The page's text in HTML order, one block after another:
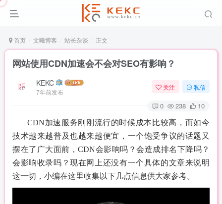
首页 文曦博客 站长杂谈 正文
网站使用CDN加速会不会对SEO有影响？
KEKC
7年前发布
关注 私信
0 238 10
CDN加速服务刚刚流行的时候成本比较高，而如今
技术越来越普及也越来越便宜，一个饱受争议的话题又
摆在了广大面前，CDN会影响吗？会造成排名下降吗？
会影响收录吗？现在网上还没有一个具体的文章来说明
这一切，小编在这里收集以下几点信息供大家参考。